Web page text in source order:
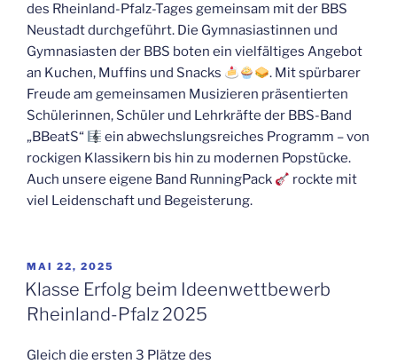
des Rheinland-Pfalz-Tages gemeinsam mit der BBS
Neustadt durchgeführt. Die Gymnasiastinnen und
Gymnasiasten der BBS boten ein vielfältiges Angebot
an Kuchen, Muffins und Snacks
. Mit spürbarer
Freude am gemeinsamen Musizieren präsentierten
Schülerinnen, Schüler und Lehrkräfte der BBS-Band
„BBeatS“
ein abwechslungsreiches Programm – von
rockigen Klassikern bis hin zu modernen Popstücke.
Auch unsere eigene Band RunningPack
rockte mit
viel Leidenschaft und Begeisterung.
VERÖFFENTLICHT
AM
MAI 22, 2025
Klasse Erfolg beim Ideenwettbewerb
Rheinland-Pfalz 2025
Gleich die ersten 3 Plätze des